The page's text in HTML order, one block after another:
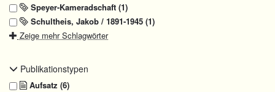
Speyer-Kameradschaft (1)
Schultheis, Jakob / 1891-1945 (1)
Zeige mehr Schlagwörter
Publikationstypen
Aufsatz (6)